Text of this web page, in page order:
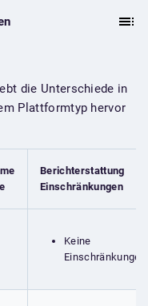
die Unterschiede in
Plattformtyp hervor
Berichterstattung
Einschränkungen
Keine
Einschränkungen